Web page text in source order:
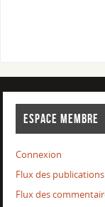
ESPACE MEMBRE
Connexion
Flux des publications
Flux des